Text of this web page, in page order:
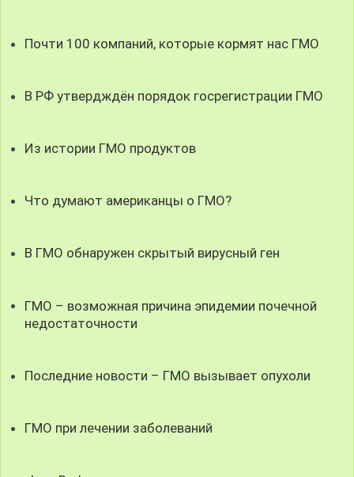
Почти 100 компаний, которые кормят нас ГМО
В РФ утвердждён порядок госрегистрации ГМО
Из истории ГМО продуктов
Что думают американцы о ГМО?
В ГМО обнаружен скрытый вирусный ген
ГМО – возможная причина эпидемии почечной
недостаточности
Последние новости – ГМО вызывает опухоли
ГМО при лечении заболеваний